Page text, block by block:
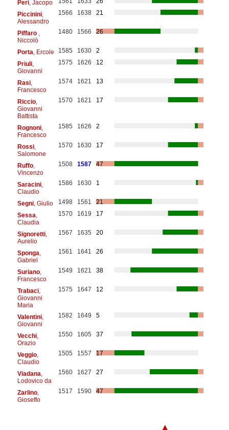
Peri, Jacopo
Piccinini,
Alessandro
1566 1638 21
Piffaro
Niccolò
1480 1566 26
Porta , Ercole 1585 1630
2
Priuli,
Giovanni
1575 1626 12
Rasi,
Francesco
1574 1621 13
Riccio,
Giovanni
Battista
1570 1621 17
Rognoni,
Francesco
1585 1626 2
Rossi,
Salomone
1570 1630 17
Ruffo,
Vincenzo
1508 1587 47
Saracini,
Claudio
1586 1630 1
Segni, Giulio 1498 1561
21
Sessa
Claudia
1570 1619 17
Signoretti,
Aurelio
1567 1635 20
Sponga
Gabriel
1561 1641 26
Suriano,
Francesco
1549 1621 38
Trabaci,
Giovanni
Maria
1575 1647 12
Valentini,
Giovanni
1582 1649 5
Vecchi,
Orazio
1550 1605 37
Veggio,
Claudio
1505 1557 17
Viadana
Lodovico da
1560 1627 27
Zarlino,
Gioseffo
1517 1590 47